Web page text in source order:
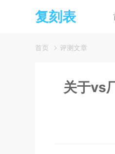
复刻表
首页 评测文章
关于vs